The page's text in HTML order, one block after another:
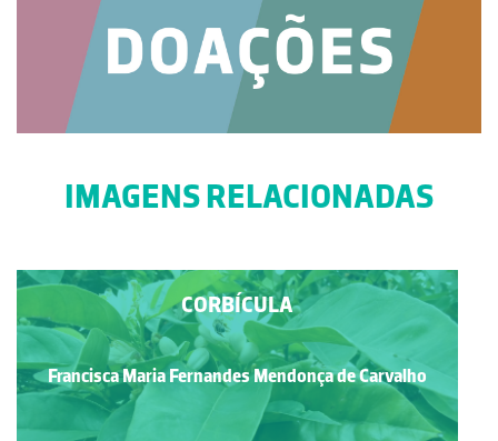
IMAGENS RELACIONADAS
CORBÍCULA
Francisca Maria Fernandes Mendonça de Carvalho